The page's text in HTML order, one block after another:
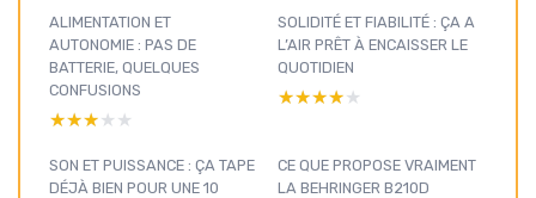
ALIMENTATION ET
AUTONOMIE : PAS DE
BATTERIE, QUELQUES
CONFUSIONS
★★★★★
★★★★★
SOLIDITÉ ET FIABILITÉ : ÇA A
L’AIR PRÊT À ENCAISSER LE
QUOTIDIEN
★★★★★
★★★★★
SON ET PUISSANCE : ÇA TAPE
DÉJÀ BIEN POUR UNE 10
CE QUE PROPOSE VRAIMENT
LA BEHRINGER B210D